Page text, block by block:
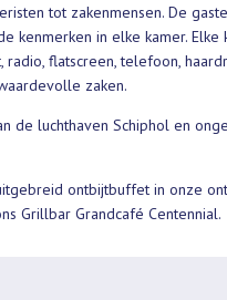
tot zakenmensen. De
kenmerken in elke kamer.
flatscreen, telefoon,
zaken.
de luchthaven Schiphol en
ontbijtbuffet in onze
Grillbar Grandcafé Centennial.